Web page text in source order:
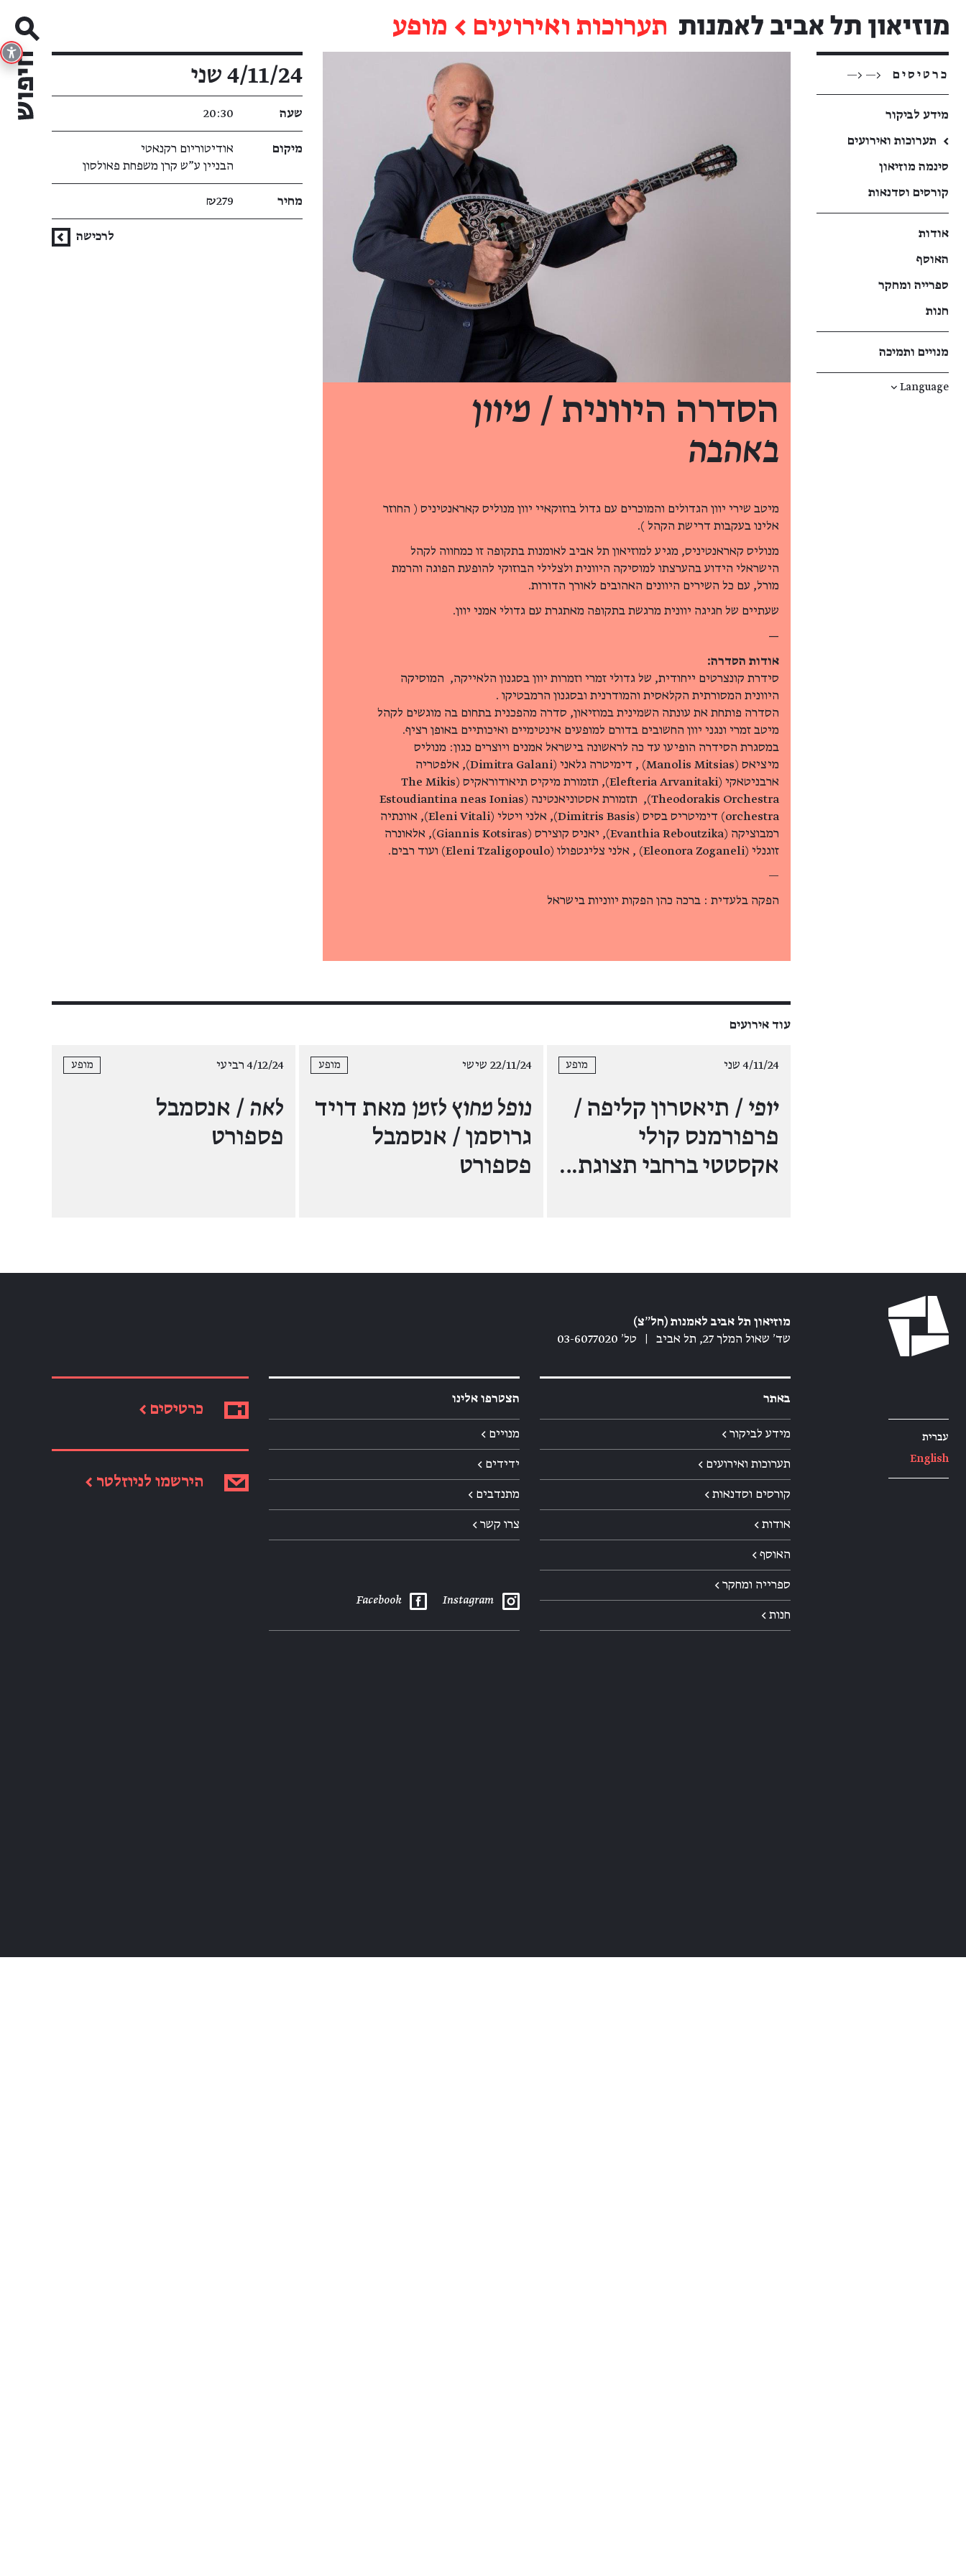
תערוכות ואירועים ← מופע
כרטיסים <— <—
מידע לביקור
←
תערוכות ואירועים
סינמה מוזיאון
קורסים וסדנאות
אודות
האוסף
ספרייה ומחקר
חנות
מנויים ותמיכה
Language
↓
הסדרה היוונית / מיוון
באהבה
מיטב שירי יוון הגדולים והמוכרים עם גדול בוזוקאיי יוון מנוליס קאראנטיניס ( החוזר
אלינו בעקבות דרישת הקהל ).
מנוליס קאראנטיניס, מגיע למוזיאון תל אביב לאומנות בתקופה זו כמחווה לקהל
הישראלי הידוע בהערצתו למוסיקה היוונית ולצלילי הבוזוקי להופעת הפוגה והרמת
מורל, עם כל השירים היוונים האהובים לאורך הדורות.
שעתיים של חגיגה יוונית מרגשת בתקופה מאתגרת עם גדולי אמני יוון.
—
אודות הסדרה:
סידרת קונצרטים ייחודית, של גדולי זמרי וזמרות יוון בסגנון הלאייקה, המוסיקה
היוונית המסורתית הקלאסית והמודרנית ובסגנון הרמבטיקו .
הסדרה פותחת את עונתה השמינית במוזיאון, סדרה מהפכנית בתחום בה מוגשים לקהל
מיטב זמרי ונגני יוון החשובים בדורם למופעים אינטימיים ואיכותיים באופן רציף.
במסגרת הסידרה הופיעו עד כה לראשונה בישראל אמנים ויוצרים כגון: מנוליס
מיציאס (Manolis Mitsias) , דימיטרה גלאני (Dimitra Galani), אלפטריה
ארבניטאקי (Elefteria Arvanitaki), תזמורת מיקיס תיאודוראקיס (The Mikis
Theodorakis Orchestra), תזמורת אסטוניאנטינה (Estoudiantina neas Ionias
orchestra) דימיטריס בסיס (Dimitris Basis), אלני ויטלי (Eleni Vitali), אוונתיה
רמבוציקה (Evanthia Reboutzika), יאניס קוצירס (Giannis Kotsiras), אלאונרה
זוגנלי (Eleonora Zoganeli) , אלני צליגטפולו (Eleni Tzaligopoulo) ועוד רבים.
—
הפקה בלעדית : ברכה כהן הפקות יווניות בישראל
פרטי האירוע
4/11/24 שני
שעה 20:30
מיקום
אודיטוריום רקנאטי
הבניין ע"ש קרן משפחת פאולסון
מחיר ₪279
לרכישה
עוד אירועים
4/11/24 שני מופע
יופי / תיאטרון קליפה /
פרפורמנס קולי
אקסטטי ברחבי תצוגת…
22/11/24 שישי מופע
נופל מחוץ לזמן מאת דויד
גרוסמן / אנסמבל
פספורט
4/12/24 רביעי מופע
לאה / אנסמבל
פספורט
עברית
English
מוזיאון תל אביב לאמנות (חל״צ)
שד׳ שאול המלך 27, תל אביב
טל׳ 03-6077020
באתר
מידע לביקור ←
תערוכות ואירועים ←
קורסים וסדנאות ←
אודות ←
האוסף ←
ספרייה ומחקר ←
חנות ←
הצטרפו אלינו
מנויים ←
ידידים ←
מתנדבים ←
צרו קשר ←
Instagram
Facebook
כרטיסים ←
הירשמו לניוזלטר ←